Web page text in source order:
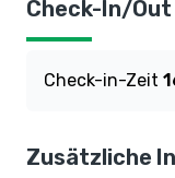
Check-In/
Check-in-Zeit
Zusätzliche